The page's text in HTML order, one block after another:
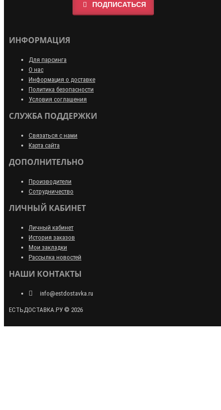
ПОДПИСАТЬСЯ
ИНФОРМАЦИЯ
Для парсинга
О нас
Информация о доставке
Политика безопасности
Условия соглашения
СЛУЖБА ПОДДЕРЖКИ
Связаться с нами
Карта сайта
ДОПОЛНИТЕЛЬНО
Производители
Сотрудничество
ЛИЧНЫЙ КАБИНЕТ
Личный кабинет
История заказов
Мои закладки
Рассылка новостей
НАШИ КОНТАКТЫ
info@estdostavka.ru
ЕСТЬДОСТАВКА.РУ © 2026